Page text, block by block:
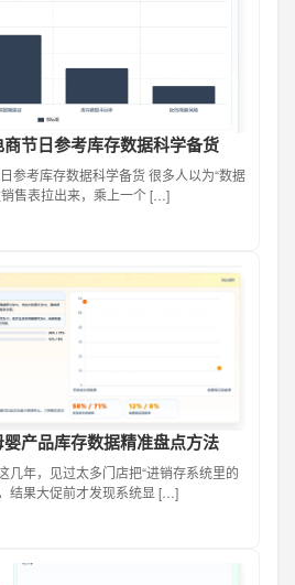
节日参考库存数据科学备货
参考库存数据科学备货 很多人以为“数据
售表拉出来，乘上一个 […]
产品库存数据精准盘点方法
几年，见过太多门店把“进销存系统里的
结果大促前才发现系统显 […]